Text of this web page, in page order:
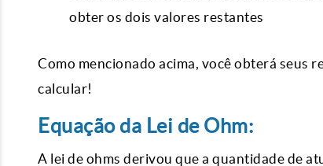
obter os dois valores restantes
Como mencionado acima, você obterá seus
calcular!
Equação da Lei de Ohm:
A lei de ohms derivou que a quantidade de